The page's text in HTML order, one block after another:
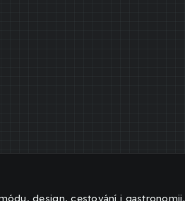
design, cestování i gastronomii.